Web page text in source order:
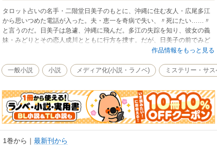
タロット占いの名手・二階堂日美子のもとに、沖縄に住む友人・広尾多江
から思いつめた電話が入った。夫・恵一を奇病で失い、〃死にたい……〃
と言うのだ。日美子は急遽、沖縄に飛んだ。多江の失踪を知り、彼女の義
妹・みどりとその恋人成川とともに行方を捜す。だが、日美子の前でみど
作品情報をもっと見る
一般小説 小説 メディア化(小説・ラノベ) ミステリー・サ
1巻から ｜ 最新刊から